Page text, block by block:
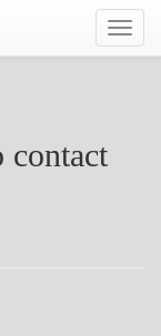
contact